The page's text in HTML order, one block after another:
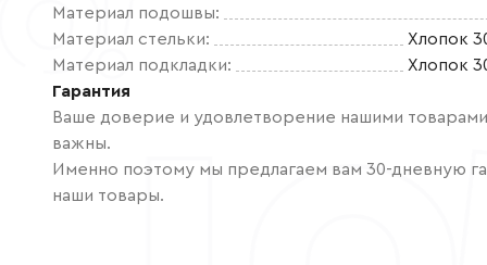
Материал подошвы:
Материал стельки:
Хлопок
Материал подкладки:
Хлопок
Гарантия
Ваше доверие и удовлетворение нашими товарами
важны.
Именно поэтому мы предлагаем вам 30-дневную
наши товары.